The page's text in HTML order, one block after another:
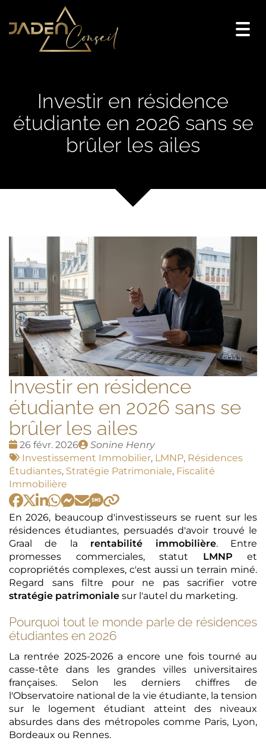
Investir en résidence
étudiante en 2026 sans se
brûler les ailes
Investir en résidence
étudiante en 2026 sans se
brûler les ailes
Date
:
26 févr. 2026
Publié
par
Sonine Henry
Tags
:
Investissement Immobilier, LMNP, Résidences
Étudiantes, Stratégie Patrimoniale, Fiscalité
Immobilière
En 2026, beaucoup d'investisseurs se ruent sur les
résidences étudiantes, persuadés d'avoir trouvé le
Graal de la rentabilité immobilière. Entre
promesses commerciales, statut LMNP et
copropriétés complexes, c'est aussi un terrain miné.
Regard sans filtre pour ne pas sacrifier votre
stratégie patrimoniale sur l'autel du marketing.
Pourquoi tout le monde parle de résidences
étudiantes en 2026
La rentrée 2025-2026 a encore une fois tourné au
casse-tête dans les grandes villes universitaires
françaises. Selon les derniers chiffres de
l'Observatoire national de la vie étudiante, la tension
sur le logement étudiant atteint des niveaux
absurdes dans des métropoles comme Paris, Lyon,
Bordeaux ou Rennes.